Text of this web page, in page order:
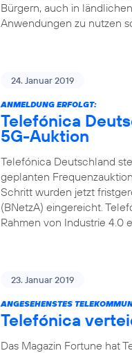
Bürgern, auch in
Anwendungen zu nutzen
24. Januar 2019
ANMELDUNG ERFOLGT:
Telefónica
5G-Auktion
Telefónica Deutschland
geplanten
Schritt wurden jetzt
(BNetzA) eingereicht.
Rahmen von Industrie 4.0
23. Januar 2019
ANGESEHENSTES
Telefónica
Das Magazin Fortune hat